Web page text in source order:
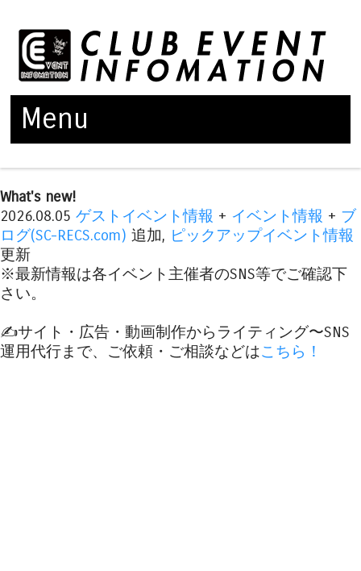
Menu
What's new!
2026.08.05 ゲストイベント情報 + イベント情報 + ブ
ログ(SC-RECS.com) 追加, ピックアップイベント情報
更新
※最新情報は各イベント主催者のSNS等でご確認下
さい。
✍️サイト・広告・動画制作からライティング〜SNS
運用代行まで、ご依頼・ご相談などはこちら！